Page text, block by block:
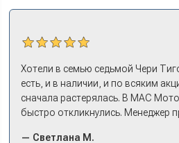
Хотели в семью седьмой Чери
есть, и в наличии, и по всяким
сначала растерялась. В МАС
быстро откликнулись. Менеджер
— Светлана М.